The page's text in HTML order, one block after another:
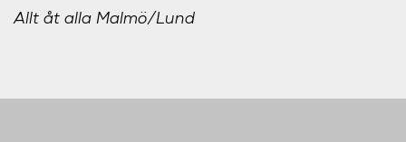
Allt åt alla Malmö/Lund